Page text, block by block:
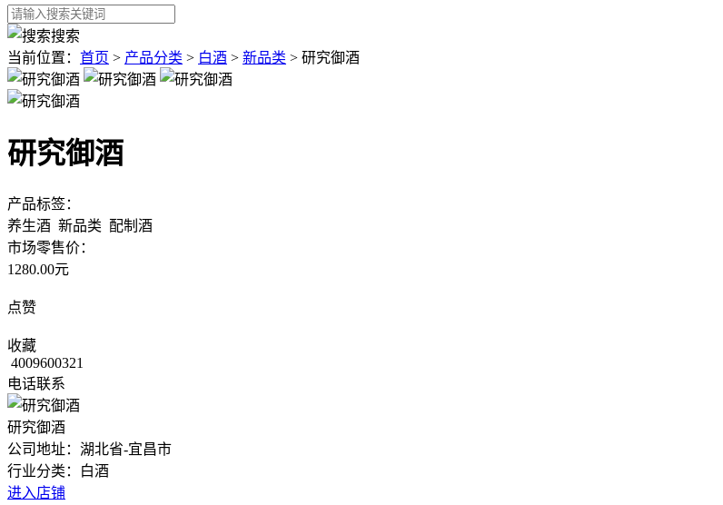
搜索
当前位置： 首页 > 产品分类 > 白酒 > 新品类 > 研究御酒
研究御酒
产品标签：
养生酒 新品类 配制酒
市场零售价：
1280.00元
点赞
收藏
4009600321
电话联系
研究御酒
公司地址：湖北省-宜昌市
行业分类：
白酒
进入店铺